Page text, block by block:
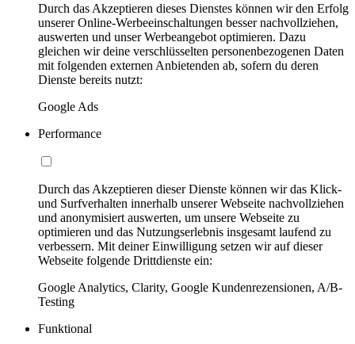
Durch das Akzeptieren dieses Dienstes können wir den Erfolg
unserer Online-Werbeeinschaltungen besser nachvollziehen,
auswerten und unser Werbeangebot optimieren. Dazu
gleichen wir deine verschlüsselten personenbezogenen Daten
mit folgenden externen Anbietenden ab, sofern du deren
Dienste bereits nutzt:
Google Ads
Performance
Durch das Akzeptieren dieser Dienste können wir das Klick-
und Surfverhalten innerhalb unserer Webseite nachvollziehen
und anonymisiert auswerten, um unsere Webseite zu
optimieren und das Nutzungserlebnis insgesamt laufend zu
verbessern. Mit deiner Einwilligung setzen wir auf dieser
Webseite folgende Drittdienste ein:
Google Analytics, Clarity, Google Kundenrezensionen, A/B-
Testing
Funktional